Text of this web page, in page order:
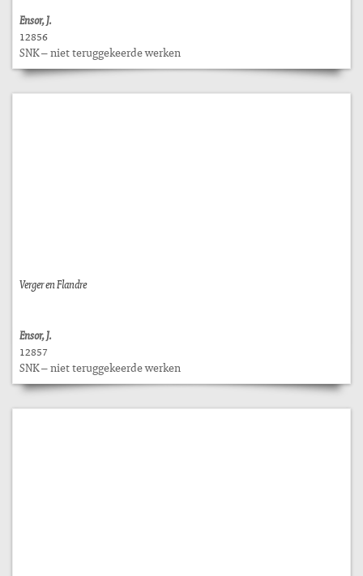
Ensor, J.
12856
SNK – niet teruggekeerde werken
Verger en Flandre
Ensor, J.
12857
SNK – niet teruggekeerde werken